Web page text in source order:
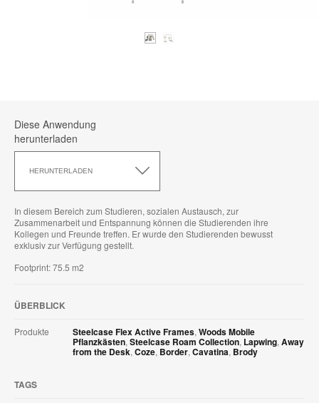
Diese Anwendung
herunterladen
HERUNTERLADEN
Anwendung
In diesem Bereich zum Studieren, sozialen Austausch, zur
Zusammenarbeit und Entspannung können die Studierenden ihre
Kollegen und Freunde treffen. Er wurde den Studierenden bewusst
exklusiv zur Verfügung gestellt.
Footprint: 75.5 m2
ÜBERBLICK
Produkte Steelcase Flex Active Frames, Woods Mobile
Pflanzkästen, Steelcase Roam Collection, Lapwing, Away
from the Desk, Coze, Border, Cavatina, Brody
TAGS